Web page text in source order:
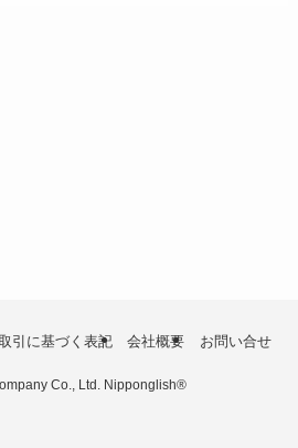
引に基づく表記 会社概要 お問い合せ
Co., Ltd. Nipponglish®